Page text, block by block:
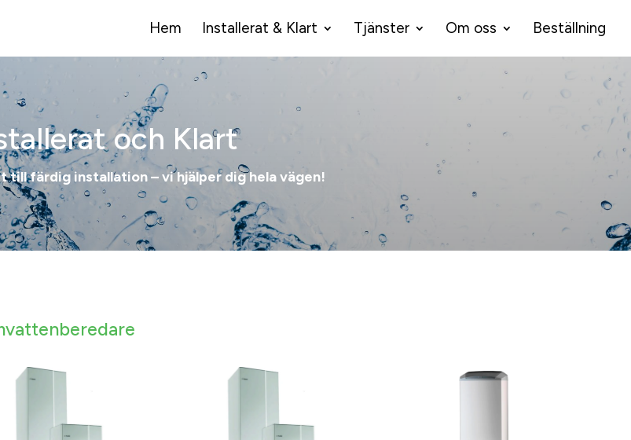
Hem Installerat & Klart Tjänster Om oss Beställning
och Klart
till färdig installation – vi hjälper dig hela vägen!